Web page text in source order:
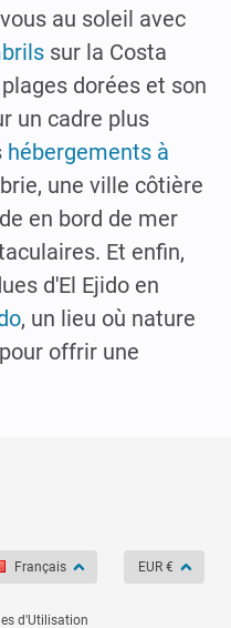
au soleil avec
sur la Costa
dorées et son
un cadre plus
hébergements à
une ville côtière
en bord de mer
Et enfin,
d'El Ejido en
, un lieu où nature
offrir une
Français EUR €
d'Utilisation